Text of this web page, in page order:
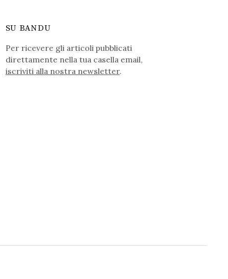
SU BANDU
Per ricevere gli articoli pubblicati
direttamente nella tua casella email,
iscriviti alla nostra newsletter.